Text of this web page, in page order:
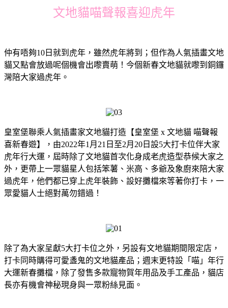
文地貓喵聲報喜迎虎年
仲有唔夠10日就到虎年，雖然虎年將到；但作為人氣插畫文地
貓又點會放過呢個機會出嚟賣萌！今個新春文地貓就嚟到銅鑼
灣陪大家過虎年。
皇室堡聯乘人氣插畫家文地貓打造【皇室堡 x 文地貓 喵聲報
喜新春遊】，由2022年1月21日至2月20日設5大打卡位伴大家
虎年行大運，屆時除了文地貓首次化身成老虎造型恭候大家之
外，更帶上一眾貓星人包括笨薯、米高、多爺及象廚來陪大家
過虎年，他們都已穿上虎年裝飾、設好攤檔來等著你打卡，一
眾愛貓人士絕對萬勿錯過！
除了為大家呈獻5大打卡位之外，另設有文地貓期間限定店，
打卡同時購得可愛盞鬼的文地貓產品；週末更特設「喵」年行
大運新春攤檔，除了發售多款寵物賀年用品及手工產品，貓店
長亦有機會神秘現身與一眾粉絲見面。